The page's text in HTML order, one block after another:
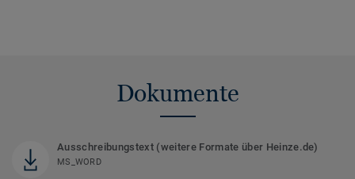
Dokumente
Ausschreibungstext (weitere Formate über Heinze.de)
MS_WORD